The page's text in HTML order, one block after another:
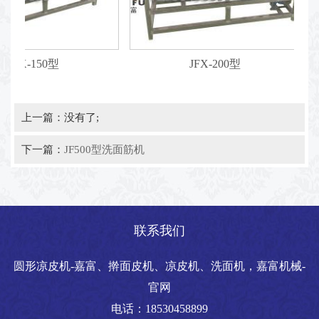
150型 JFX-200型
上一篇：没有了;
下一篇： JF500型洗面筋机
联系我们
圆形凉皮机-嘉富、擀面皮机、凉皮机、洗面机，嘉富机械-
官网
电话：18530458899